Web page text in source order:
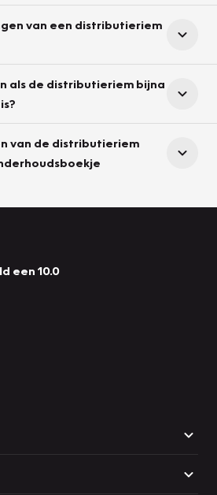
van een distributieriem
als de distributieriem bijna
van de distributieriem
een 10.0